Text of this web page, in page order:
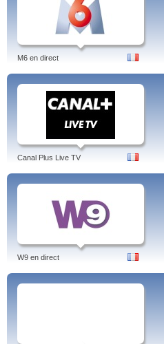
M6 en direct
Canal Plus Live TV
W9 en direct